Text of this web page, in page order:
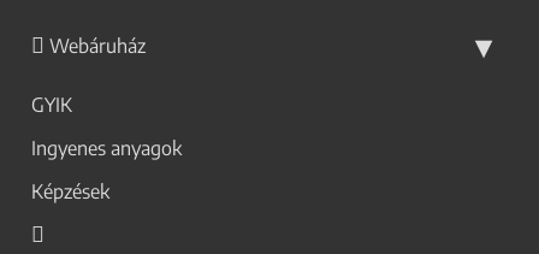
Webáruház
GYIK
Ingyenes anyagok
Képzések